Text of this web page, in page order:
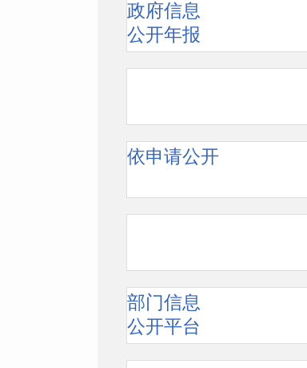
政府信息
公开年报
依申请公开
部门信息
公开平台